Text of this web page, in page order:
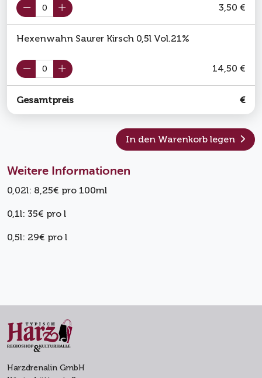
3,50 €
Hexenwahn Saurer Kirsch 0,5l Vol.21%
14,50 €
Gesamtpreis €
In den Warenkorb legen
Weitere Informationen
0,02l: 8,25€ pro 100ml
0,1l: 35€ pro l
0,5l: 29€ pro l
Harzdrenalin GmbH